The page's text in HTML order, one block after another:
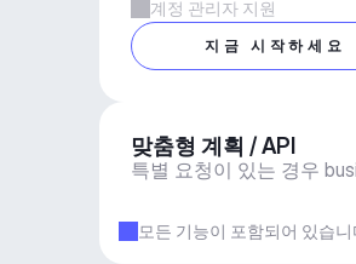
계정 관리자 지원
지금 시작하세요
맞춤형 계획 / API
특별 요청이 있는 경우
모든 기능이 포함되어 있습